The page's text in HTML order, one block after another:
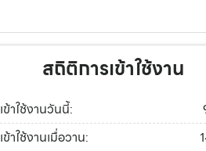
สถิติการเข้าใช้งาน
เข้าใช้งานวันนี้:
เข้าใช้งานเมื่อวาน: